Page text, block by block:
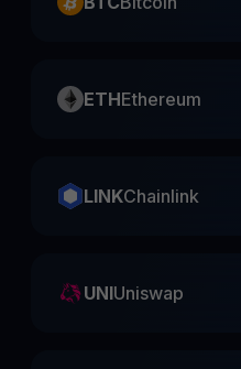
ETHEthereum
LINKChainlink
UNIUniswap